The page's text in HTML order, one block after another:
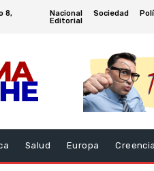
8,
Nacional Sociedad
Editorial
Salud Europa